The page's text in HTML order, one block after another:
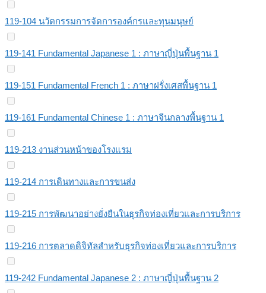
119-104 นวัตกรรมการจัดการองค์กรและทุนมนุษย์
119-141 Fundamental Japanese 1 : ภาษาญี่ปุ่นพื้นฐาน 1
119-151 Fundamental French 1 : ภาษาฝรั่งเศสพื้นฐาน 1
119-161 Fundamental Chinese 1 : ภาษาจีนกลางพื้นฐาน 1
119-213 งานส่วนหน้าของโรงแรม
119-214 การเดินทางและการขนส่ง
119-215 การพัฒนาอย่างยั่งยืนในธุรกิจท่องเที่ยวและการบริการ
119-216 การตลาดดิจิทัลสำหรับธุรกิจท่องเที่ยวและการบริการ
119-242 Fundamental Japanese 2 : ภาษาญี่ปุ่นพื้นฐาน 2